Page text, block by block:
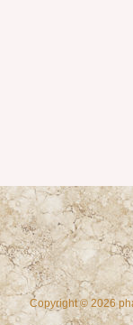
Copyright © 2026